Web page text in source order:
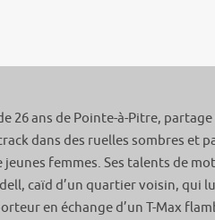
26 ans de Pointe-à-Pitre, partage
dans des ruelles sombres et
jeunes femmes. Ses talents de
caïd d’un quartier voisin, qui
en échange d’un T-Max